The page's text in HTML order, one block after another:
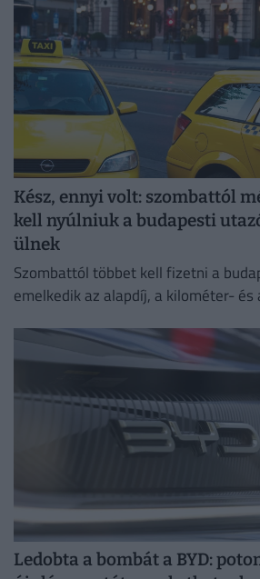
Kész, ennyi volt: szombattól
kell nyúlniuk a budapesti
ülnek
Szombattól többet kell fizetni a
emelkedik az alapdíj, a kilométer- és
Ledobta a bombát a BYD: